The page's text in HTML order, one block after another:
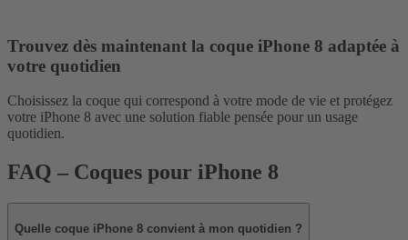
Trouvez dès maintenant la coque iPhone 8 adaptée à
votre quotidien
Choisissez la coque qui correspond à votre mode de vie et protégez
votre iPhone 8 avec une solution fiable pensée pour un usage
quotidien.
FAQ – Coques pour iPhone 8
Quelle coque iPhone 8 convient à mon quotidien ?